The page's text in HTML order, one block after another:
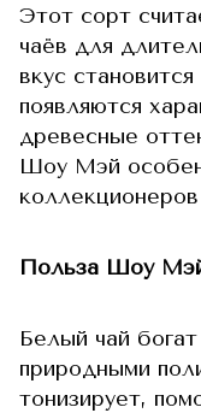
Этот сорт
чаёв для
вкус
появляются
древесные
Шоу Мэй
Польза Шоу
Белый чай
природными
тонизирует,